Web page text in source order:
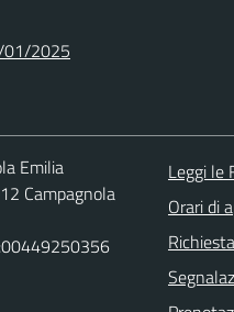
2025
Emilia
Campagnola
Leggi le
Orari di